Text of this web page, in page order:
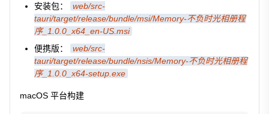
安装包：
web/src-
tauri/target/release/bundle/msi/Memory-不负时光相册程
序_1.0.0_x64_en-US.msi
便携版：
web/src-
tauri/target/release/bundle/nsis/Memory-不负时光相册程
序_1.0.0_x64-setup.exe
macOS 平台构建